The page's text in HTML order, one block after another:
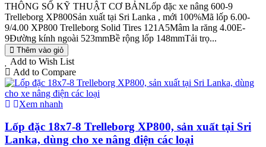
THÔNG SỐ KỸ THUẬT CƠ BẢNLốp đặc xe nâng 600-9
Trelleborg XP800Sản xuất tại Sri Lanka , mới 100%Mã lốp 6.00-
9/4.00 XP800 Trelleborg Solid Tires 121A5Mâm la răng 4.00E-
9Đường kính ngoài 523mmBề rộng lốp 148mmTải trọ...
Thêm vào giỏ
Add to Wish List
Add to Compare
Xem nhanh
Lốp đặc 18x7-8 Trelleborg XP800, sản xuất tại Sri
Lanka, dùng cho xe nâng điện các loại